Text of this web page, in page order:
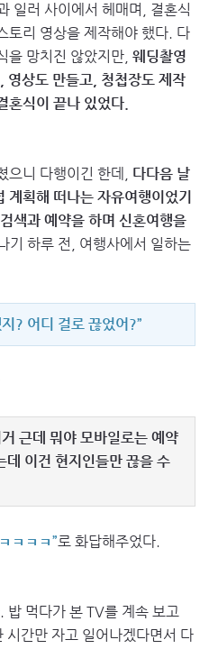
일러 사이에서 헤매며, 결혼식
토리 영상을 제작해야 했다. 다
을 망치진 않았지만, 웨딩촬영
영상도 만들고, 청첩장도 제작
혼식이 끝나 있었다.
으니 다행이긴 한데, 다다음 날
획해 떠나는 자유여행이었기
색과 예약을 하며 신혼여행을
기 하루 전, 여행사에서 일하는
? 어디 걸로 끊었어?”
근데 뭐야 모바일로는 예약
데 이건 현지인들만 끊을 수
ㅋㅋㅋ”로 화답해주었다.
밥 먹다가 본 TV를 계속 보고
시간만 자고 일어나겠다면서 다